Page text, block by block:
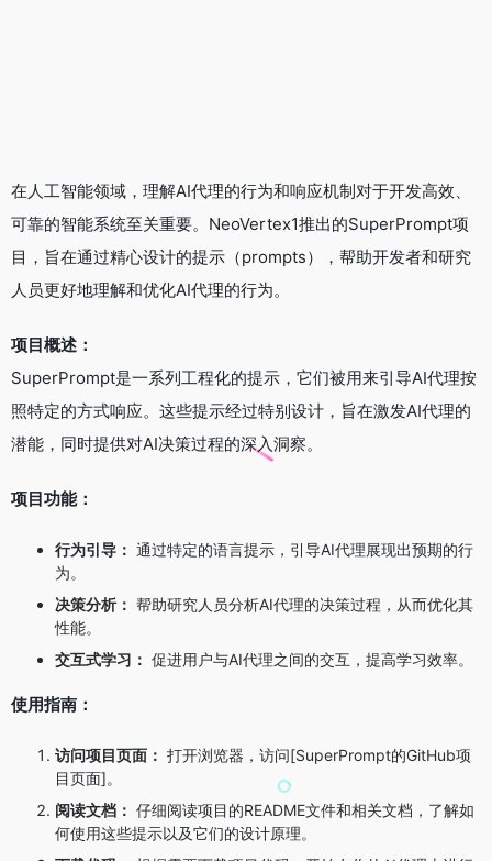
在人工智能领域，理解AI代理的行为和响应机制对于开发高效、
可靠的智能系统至关重要。NeoVertex1推出的SuperPrompt项
目，旨在通过精心设计的提示（prompts），帮助开发者和研究
人员更好地理解和优化AI代理的行为。
项目概述：
SuperPrompt是一系列工程化的提示，它们被用来引导AI代理按
照特定的方式响应。这些提示经过特别设计，旨在激发AI代理的
潜能，同时提供对AI决策过程的深入洞察。
项目功能：
行为引导： 通过特定的语言提示，引导AI代理展现出预期的行
为。
决策分析： 帮助研究人员分析AI代理的决策过程，从而优化其
性能。
交互式学习： 促进用户与AI代理之间的交互，提高学习效率。
使用指南：
访问项目页面： 打开浏览器，访问[SuperPrompt的GitHub项
目页面]。
阅读文档： 仔细阅读项目的README文件和相关文档，了解如
何使用这些提示以及它们的设计原理。